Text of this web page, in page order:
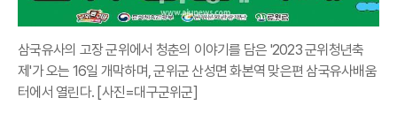
삼국유사의 고장 군위에서 청춘의 이야기를 담은 '2023 군위청년축
제'가 오는 16일 개막하며, 군위군 산성면 화본역 맞은편 삼국유사배움
터에서 열린다. [사진=대구군위군]